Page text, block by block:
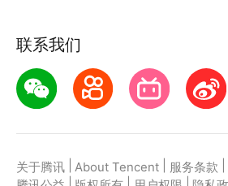
联系我们
关于腾讯 About Tencent 服务条款